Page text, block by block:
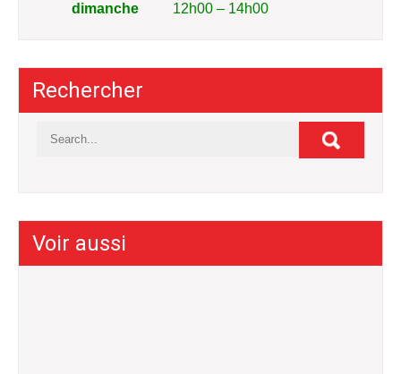
dimanche
12h00 – 14h00
Rechercher
Voir aussi